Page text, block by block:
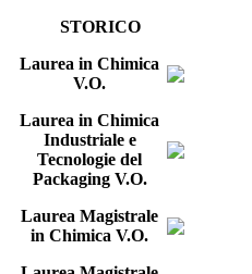
STORICO
Laurea in Chimica
V.O.
Laurea in Chimica
Industriale e
Tecnologie del
Packaging V.O.
Laurea Magistrale
in Chimica V.O.